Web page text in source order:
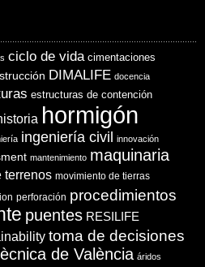
ciclo de vida cimentaciones
DIMALIFE docencia
estructuras de contención
hormigón
ingeniería civil innovación
mantenimiento maquinaria
terrenos movimiento de tierras
perforación procedimientos
puentes RESILIFE
toma de decisiones
de València áridos